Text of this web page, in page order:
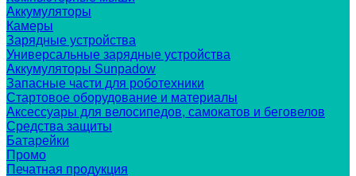
Аккумуляторы
Камеры
Зарядные устройства
Универсальные зарядные устройства
Аккумуляторы Sunpadow
Запасные части для роботехники
Стартовое оборудование и материалы
Аксессуары для велосипедов, самокатов и беговелов
Средства защиты
Батарейки
Промо
Печатная продукция